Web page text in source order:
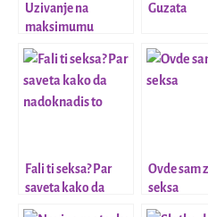
Uzivanje na
maksimumu
Guzata
Fali ti seksa? Par
saveta kako da
nadoknadis to
Ovde sam
seksa